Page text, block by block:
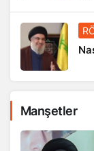
Manşetler